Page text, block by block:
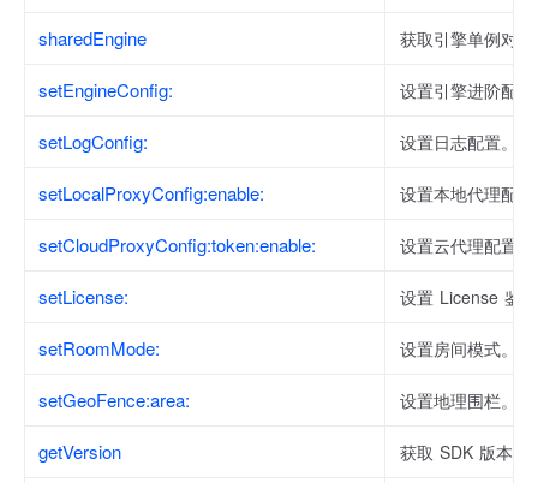
sharedEngine 获取引擎单例对
setEngineConfig: 设置引擎进阶配
setLogConfig: 设置日志配置。
setLocalProxyConfig:enable: 设置本地代理配置
setCloudProxyConfig:token:enable: 设置云代理配置
setLicense: 设置 License 鉴
setRoomMode: 设置房间模式。
setGeoFence:area: 设置地理围栏。
getVersion 获取 SDK 版本号